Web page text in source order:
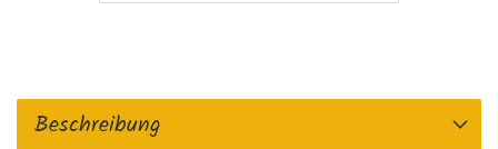
Beschreibung